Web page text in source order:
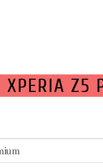
XPERIA Z5